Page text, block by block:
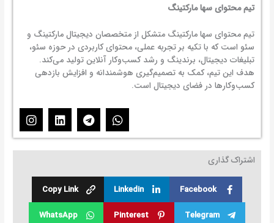
تیم محتوای سها مارکتینگ
تیم محتوای سها مارکتینگ متشکل از متخصصان دیجیتال مارکتینگ و
سئو است که با تکیه بر تجربه عملی، محتوای کاربردی در حوزه سئو،
تبلیغات دیجیتال، برندینگ و رشد کسب‌وکار آنلاین تولید می‌کند.
هدف این تیم، کمک به تصمیم‌گیری هوشمندانه و افزایش بازدهی
کسب‌وکارها در فضای دیجیتال است.
W
h
a
a
p
p
T
e
l
r
a
m
L
i
n
d
i
n
I
n
s
g
a
اشتراک گذاری
Facebook
Linkedin
Copy Link
Telegram
Pinterest
WhatsApp